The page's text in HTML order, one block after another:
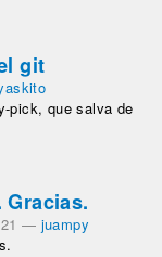
git
pick, que salva de
— juampy